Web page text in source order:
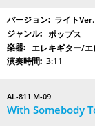
ライトVer.
ポップス
エレキギター/
3:11
AL-811 M-09
With Somebody